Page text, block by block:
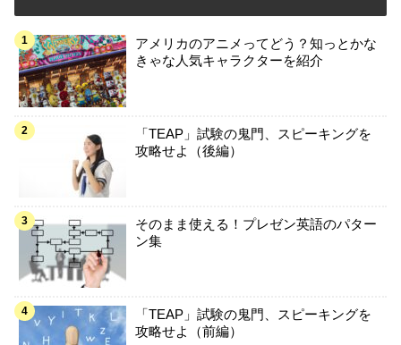
アメリカのアニメってどう？知っとかな
きゃな人気キャラクターを紹介
「TEAP」試験の鬼門、スピーキングを
攻略せよ（後編）
そのまま使える！プレゼン英語のパター
ン集
「TEAP」試験の鬼門、スピーキングを
攻略せよ（前編）